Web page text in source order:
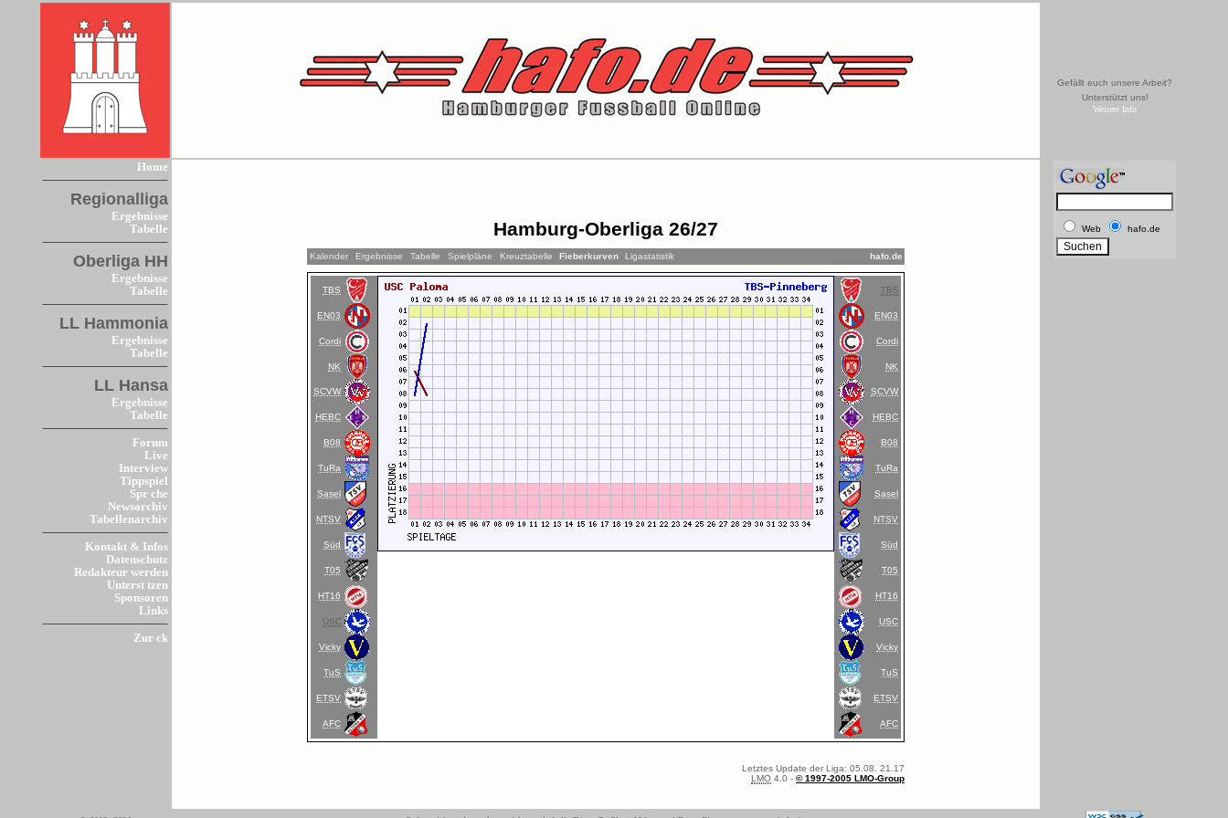
Gefällt euch unsere Arbeit?
Unterstützt uns!
Weitere Info
Home
Regionalliga
Ergebnisse
Tabelle
Oberliga HH
Ergebnisse
Tabelle
LL Hammonia
Ergebnisse
Tabelle
LL Hansa
Ergebnisse
Tabelle
Forum
Live
Interview
Tippspiel
Spr che
Newsarchiv
Tabellenarchiv
Kontakt & Infos
Datenschutz
Redakteur werden
Unterst tzen
Sponsoren
Links
Zur ck
Hamburg-Oberliga 26/27
Kalender Ergebnisse Tabelle Spielpläne Kreuztabelle Fieberkurven Ligastatistik hafo.de
TBS
EN03
Cordi
NK
SCVW
HEBC
B08
TuRa
Sasel
NTSV
Süd
T05
HT16
USC
Vicky
TuS
ETSV
AFC
TBS
EN03
Cordi
NK
SCVW
HEBC
B08
TuRa
Sasel
NTSV
Süd
T05
HT16
USC
Vicky
TuS
ETSV
AFC
Letztes Update der Liga: 05.08. 21.17
LMO 4.0 - © 1997-2005 LMO-Group
Web hafo.de